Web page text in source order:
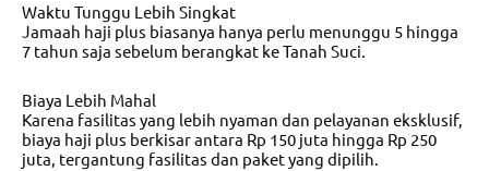
Waktu Tunggu Lebih Singkat
Jamaah haji plus biasanya hanya perlu menunggu 5 hingga
7 tahun saja sebelum berangkat ke Tanah Suci.
Biaya Lebih Mahal
Karena fasilitas yang lebih nyaman dan pelayanan eksklusif,
biaya haji plus berkisar antara Rp 150 juta hingga Rp 250
juta, tergantung fasilitas dan paket yang dipilih.